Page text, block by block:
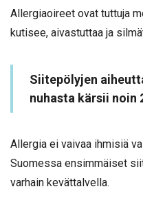
Allergiaoireet ovat tuttuja
kutisee, aivastuttaa ja
Siitepölyjen
nuhasta kärsii noin
Allergia ei vaivaa ihmisiä
Suomessa ensimmäiset
varhain kevättalvella.